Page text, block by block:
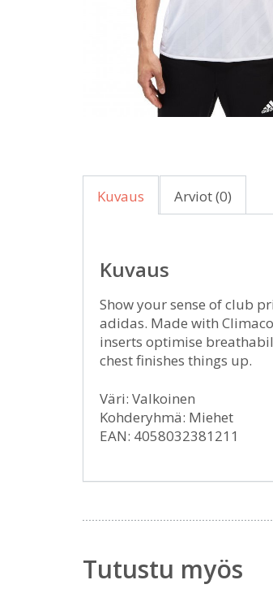
Kuvaus Arviot (0)
Kuvaus
Show your sense of club
adidas. Made with
inserts optimise
chest finishes things up.
Väri: Valkoinen
Kohderyhmä: Miehet
EAN: 4058032381211
Tutustu myös